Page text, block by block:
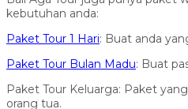
kebutuhan anda:
Paket Tour 1 Hari: Buat anda
Paket Tour Bulan Madu: Buat
Paket Tour Keluarga: Paket
orang tua.